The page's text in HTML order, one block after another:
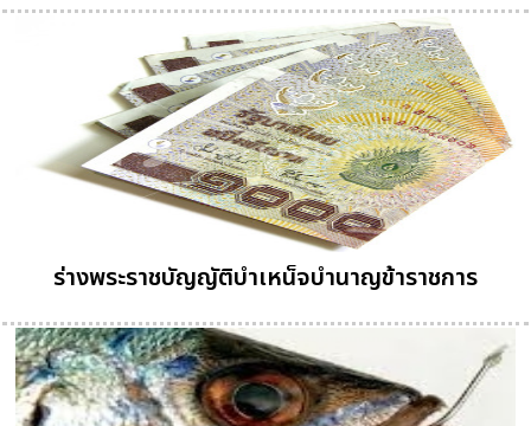
ร่างพระราชบัญญัติบำเหน็จบำนาญข้าราชการ